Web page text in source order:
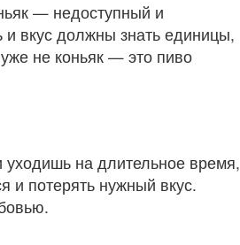
— недоступный и
вкус должны знать единицы,
не коньяк — это пиво
уходишь на длительное время,
и потерять нужный вкус.